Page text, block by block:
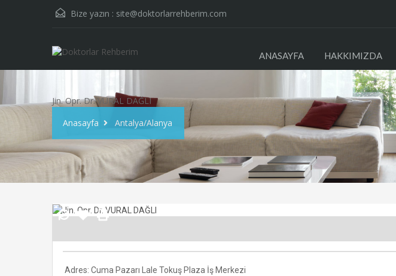
Bize yazın : site@doktorlarrehberim.com
ANASAYFA HAKKIMIZDA
Jin. Opr. Dr. VURAL DAĞLI
Anasayfa
Antalya/Alanya
Adres: Cuma Pazarı Lale Tokuş Plaza İş Merkezi